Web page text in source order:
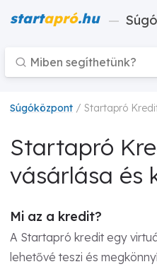
startapró.hu —
Súgóközpont / Startapró
Startapró
vásárlása és
Mi az a kredit?
A Startapró kredit egy
lehetővé teszi és